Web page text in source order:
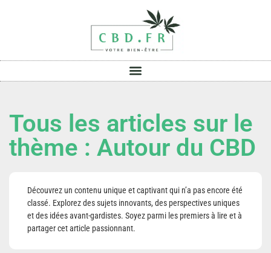
Tous les articles sur le
thème : Autour du CBD
Découvrez un contenu unique et captivant qui n’a pas encore été
classé. Explorez des sujets innovants, des perspectives uniques
et des idées avant-gardistes. Soyez parmi les premiers à lire et à
partager cet article passionnant.